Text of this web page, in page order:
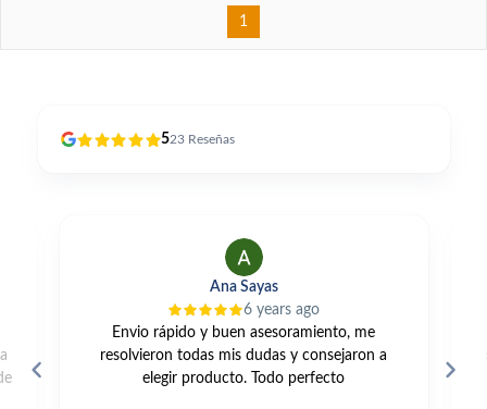
1
523 Reseñas
Ana Sayas
6 years ago
Envio rápido y buen asesoramiento, me
resolvieron todas mis dudas y consejaron a
elegir producto. Todo perfecto